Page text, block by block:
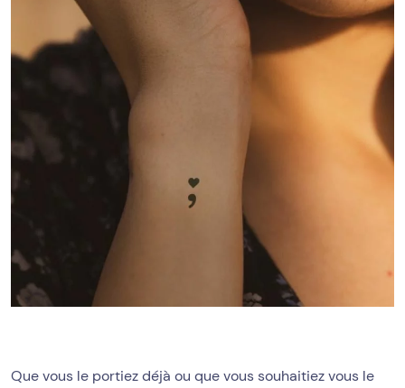
Que vous le portiez déjà ou que vous souhaitiez vous le